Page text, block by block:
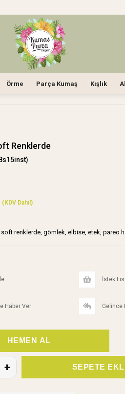
Örme Parça Kumaş Kışlık
Renklerde
(KDV Dahil)
renklerde, gömlek, elbise, etek, pareo
İstek
Haber Ver Gelince